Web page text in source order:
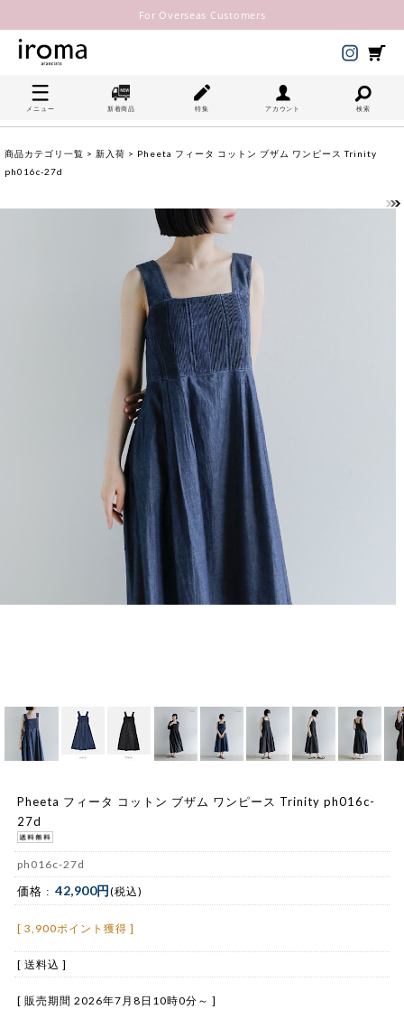
For Overseas Customers
メニュー 新着商品 特集 アカウント 検索
商品カテゴリ一覧 > 新入荷 > Pheeta フィータ コットン ブザム ワンピース Trinity
ph016c-27d
Pheeta フィータ コットン ブザム ワンピース Trinity ph016c-
27d
ph016c-27d
価格 : 42,900円(税込)
[ 3,900ポイント獲得 ]
[ 送料込 ]
[ 販売期間 2026年7月8日10時0分 ～ ]